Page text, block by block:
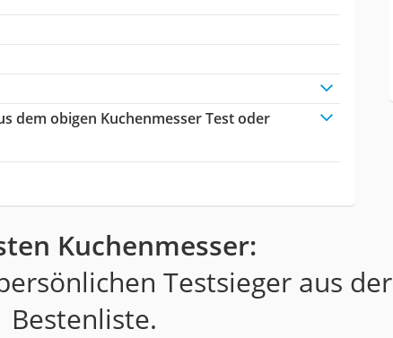
dem obigen Kuchenmesser Test oder
Kuchenmesser:
Testsieger aus der
Bestenliste.